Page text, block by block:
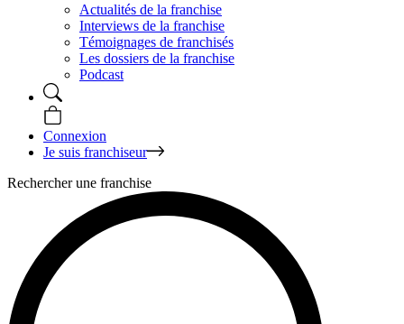
Actualités de la franchise
Interviews de la franchise
Témoignages de franchisés
Les dossiers de la franchise
Podcast
Connexion
Je suis franchiseur
Rechercher une franchise